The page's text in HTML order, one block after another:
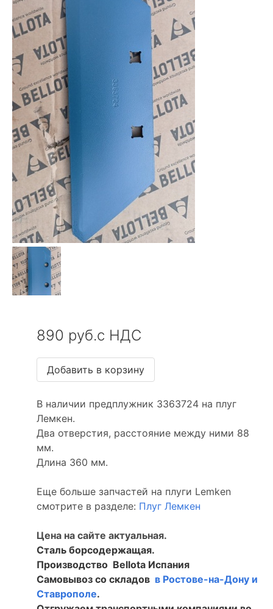
890 руб.с НДС
В наличии предплужник 3363724 на плуг
Лемкен.
Два отверстия, расстояние между ними 88
мм.
Длина 360 мм.
Еще больше запчастей на плуги Lemken
смотрите в разделе: Плуг Лемкен
Цена на сайте актуальная.
Сталь борсодержащая.
Производство Bellota Испания
Самовывоз со складов в Ростове-на-Дону и
Ставрополе.